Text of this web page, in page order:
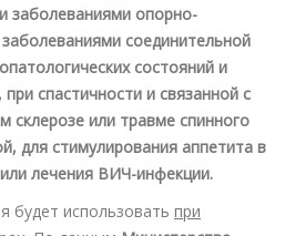
заболеваниями опорно-
соединительной
состояний и
спастичности и связанной с
склерозе или травме спинного
для стимулирования аппетита в
лечения ВИЧ-инфекции.
будет использовать при